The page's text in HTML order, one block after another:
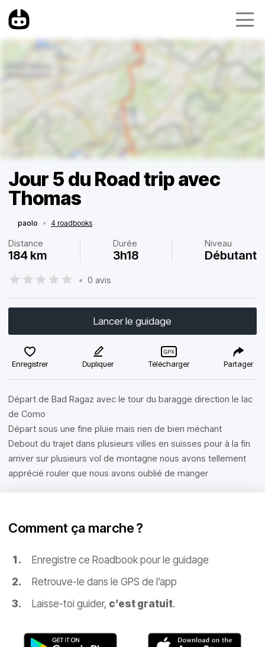
Jour 5 du Road trip avec
Thomas
paolo • 4 roadbooks
Distance
184 km
Durée
3h18
Niveau
Débutant
• 0 avis
Lancer le guidage
Enregistrer Dupliquer Télécharger Partager
Départ de Bad Ragaz avec le tour du baragge direction le lac
de Como
Départ sous une fine pluie mais rien de bien méchant
Debout du trajet dans plusieurs villes en suisses pour à la fin
arriver sur plusieurs vol de montagne nous avons tellement
apprécié rouler que nous avons oublié de manger
Comment ça marche ?
Enregistre ce Roadbook pour le guidage
Retrouve-le dans le GPS de l’app
Laisse-toi guider, c’est gratuit.